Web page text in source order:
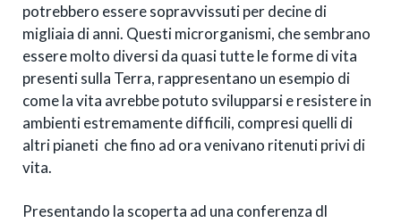
potrebbero essere sopravvissuti per decine di
migliaia di anni. Questi microrganismi, che sembrano
essere molto diversi da quasi tutte le forme di vita
presenti sulla Terra, rappresentano un esempio di
come la vita avrebbe potuto svilupparsi e resistere in
ambienti estremamente difficili, compresi quelli di
altri pianeti che fino ad ora venivano ritenuti privi di
vita.
Presentando la scoperta ad una conferenza dl